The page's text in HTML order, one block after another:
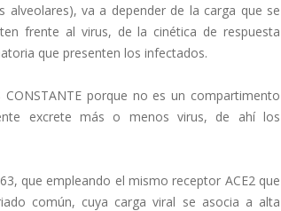
alveolares), va a depender de la carga que se
frente al virus, de la cinética de respuesta
que presenten los infectados.
porque no es un compartimento
excrete más o menos virus, de ahí los
que empleando el mismo receptor ACE2 que
común, cuya carga viral se asocia a alta